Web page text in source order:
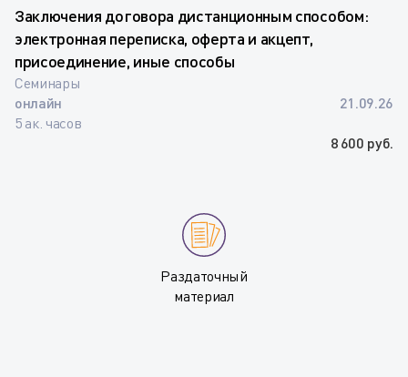
Заключения договора дистанционным способом:
электронная переписка, оферта и акцепт,
присоединение, иные способы
Семинары
онлайн
5 ак. часов
21.09.26
8 600 руб.
Раздаточный
материал